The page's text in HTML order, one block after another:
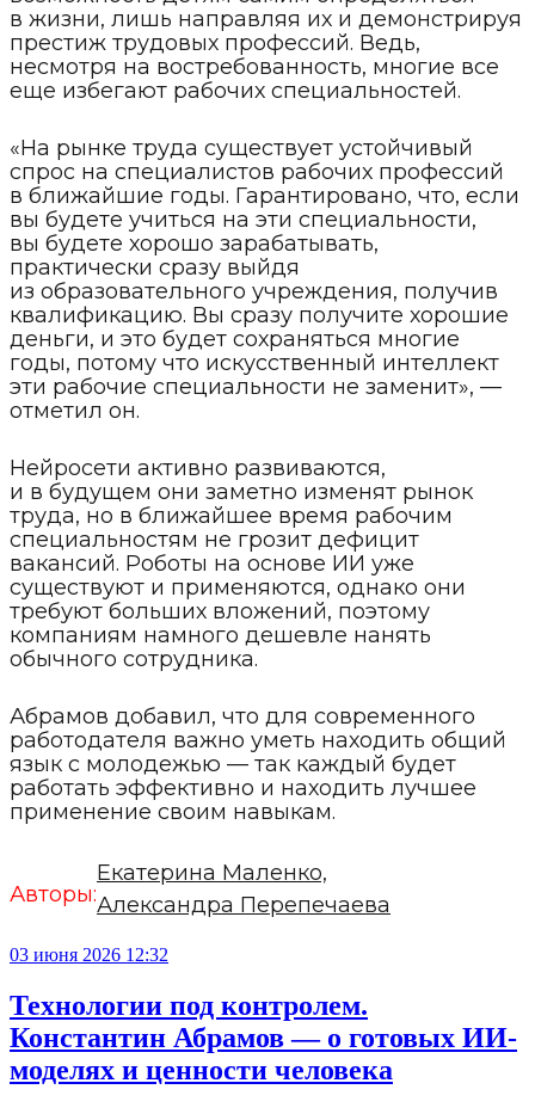
в жизни, лишь направляя их и демонстрируя
престиж трудовых профессий. Ведь,
несмотря на востребованность, многие все
еще избегают рабочих специальностей.
«На рынке труда существует устойчивый
спрос на специалистов рабочих профессий
в ближайшие годы. Гарантировано, что, если
вы будете учиться на эти специальности,
вы будете хорошо зарабатывать,
практически сразу выйдя
из образовательного учреждения, получив
квалификацию. Вы сразу получите хорошие
деньги, и это будет сохраняться многие
годы, потому что искусственный интеллект
эти рабочие специальности не заменит», —
отметил он.
Нейросети активно развиваются,
и в будущем они заметно изменят рынок
труда, но в ближайшее время рабочим
специальностям не грозит дефицит
вакансий. Роботы на основе ИИ уже
существуют и применяются, однако они
требуют больших вложений, поэтому
компаниям намного дешевле нанять
обычного сотрудника.
Абрамов добавил, что для современного
работодателя важно уметь находить общий
язык с молодежью — так каждый будет
работать эффективно и находить лучшее
применение своим навыкам.
Авторы:
Екатерина Маленко,
Александра Перепечаева
03 июня 2026 12:32
Технологии под контролем.
Константин Абрамов — о готовых ИИ-
моделях и ценности человека